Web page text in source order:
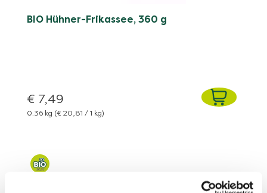
BIO Hühner-Frikassee, 360 g
€ 7,49
0.36 kg (€ 20,81 / 1 kg)